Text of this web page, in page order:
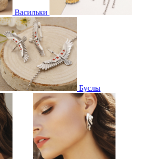
Васильки
Буслы